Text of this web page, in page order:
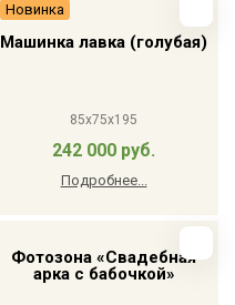
Новинка
Машинка лавка (голубая)
85x75x195
242 000 руб.
Подробнее...
Фотозона «Свадебная
арка с бабочкой»